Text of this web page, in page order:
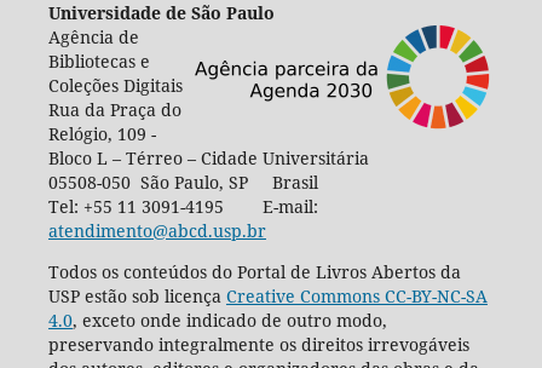
Universidade de São Paulo
Agência de
Bibliotecas e
Coleções Digitais
Rua da Praça do
Relógio, 109 -
Bloco L – Térreo – Cidade Universitária
05508-050 São Paulo, SP Brasil
Tel: +55 11 3091-4195 E-mail:
atendimento@abcd.usp.br
Todos os conteúdos do Portal de Livros Abertos da
USP estão sob licença Creative Commons CC-BY-NC-SA
4.0, exceto onde indicado de outro modo,
preservando integralmente os direitos irrevogáveis